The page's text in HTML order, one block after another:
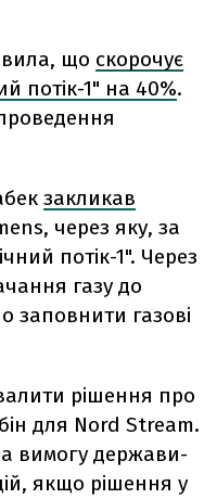
що скорочує
потік-1" на 40%.
закликав
через яку, за
потік-1". Через
газу до
заповнити газові
рішення про
для Nord Stream.
вимогу держави-
якщо рішення у